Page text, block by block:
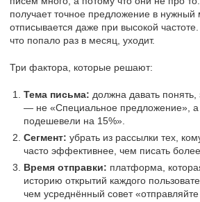
получает точное предложение в нужный
отписывается даже при высокой
что попало раз в месяц, уходит.
Три фактора, которые решают:
Тема письма: должна давать понять,
― не «Специальное предложение», а
подешевели на 15%».
Сегмент: убрать из рассылки тех,
часто эффективнее, чем писать
Время отправки: платформа,
историю открытий каждого
чем усреднённый совет «отправляйте